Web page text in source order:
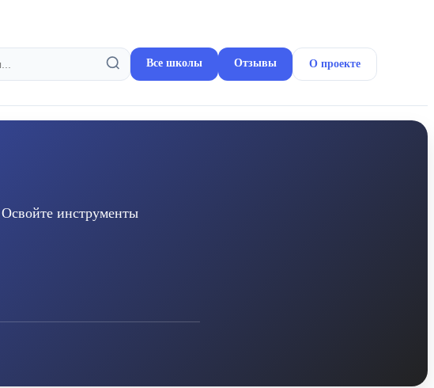
Все школы Отзывы О проекте
инструменты